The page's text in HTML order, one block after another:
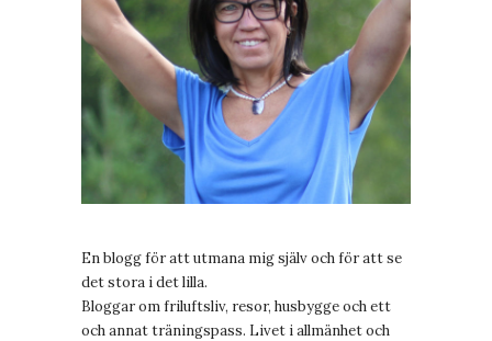
En blogg för att utmana mig själv och för att se
det stora i det lilla.
Bloggar om friluftsliv, resor, husbygge och ett
och annat träningspass. Livet i allmänhet och